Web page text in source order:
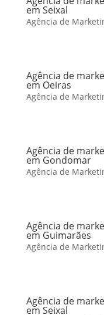
em Seixal
Agência de
Agência de
em Oeiras
Agência de
Agência de
em Gondomar
Agência de
Agência de
em Guimarães
Agência de
Agência de
em Seixal